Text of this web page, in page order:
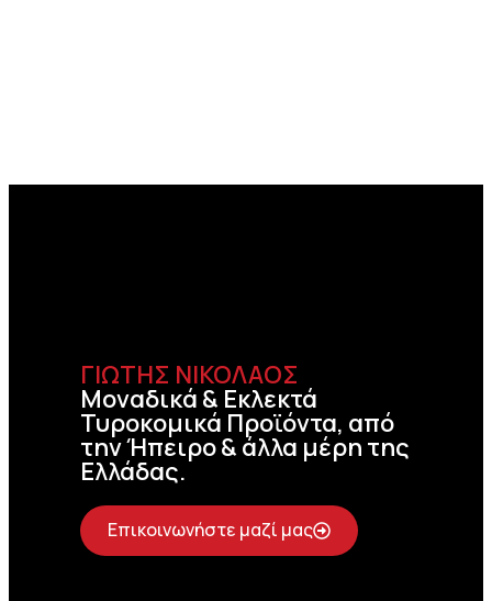
ΓΙΩΤΗΣ ΝΙΚΟΛΑΟΣ
Μοναδικά & Εκλεκτά
Τυροκομικά Προϊόντα, από
την Ήπειρο & άλλα μέρη της
Ελλάδας.
Επικοινωνήστε μαζί μας